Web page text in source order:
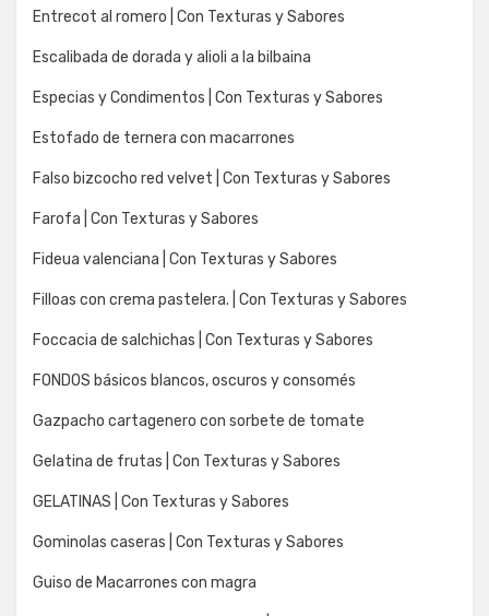
Entrecot al romero | Con Texturas y Sabores
Escalibada de dorada y alioli a la bilbaina
Especias y Condimentos | Con Texturas y Sabores
Estofado de ternera con macarrones
Falso bizcocho red velvet | Con Texturas y Sabores
Farofa | Con Texturas y Sabores
Fideua valenciana | Con Texturas y Sabores
Filloas con crema pastelera. | Con Texturas y Sabores
Foccacia de salchichas | Con Texturas y Sabores
FONDOS básicos blancos, oscuros y consomés
Gazpacho cartagenero con sorbete de tomate
Gelatina de frutas | Con Texturas y Sabores
GELATINAS | Con Texturas y Sabores
Gominolas caseras | Con Texturas y Sabores
Guiso de Macarrones con magra